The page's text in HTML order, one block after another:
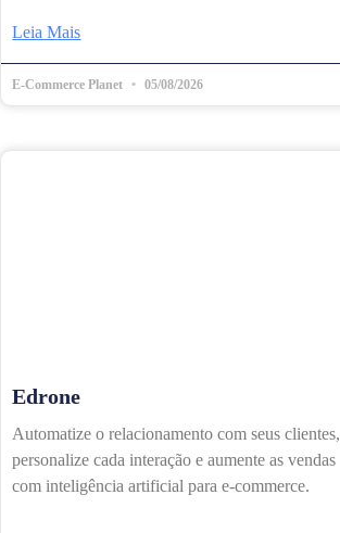
Leia Mais
E-Commerce Planet 05/08/2026
Edrone
Automatize o relacionamento com seus clientes,
personalize cada interação e aumente as vendas
com inteligência artificial para e-commerce.